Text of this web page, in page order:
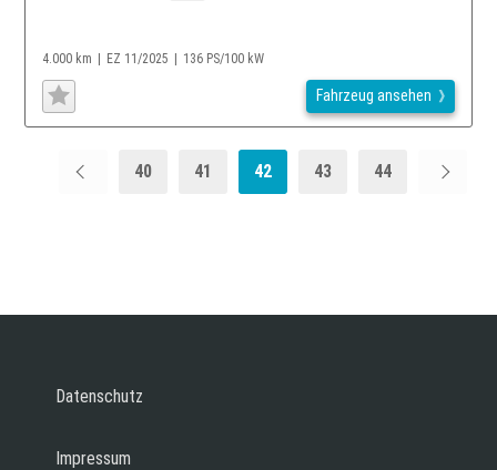
4.000 km EZ 11/2025 136 PS/100 kW
Fahrzeug ansehen
40 41 42 43 44
Datenschutz
Impressum